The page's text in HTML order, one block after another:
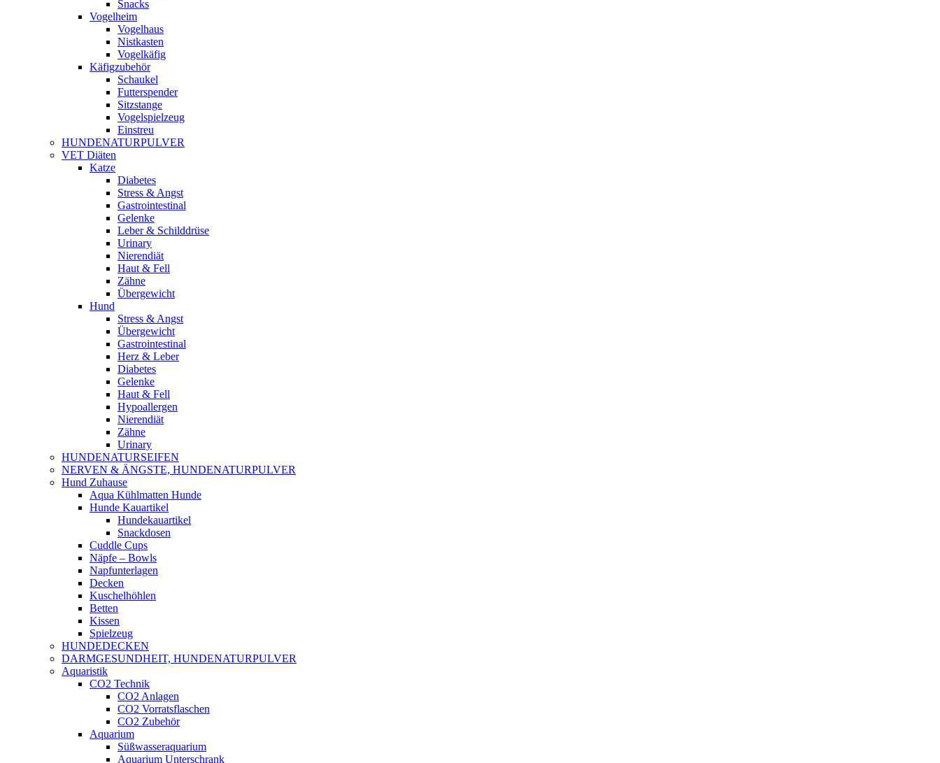
Snacks
Vogelheim
Vogelhaus
Nistkasten
Vogelkäfig
Käfigzubehör
Schaukel
Futterspender
Sitzstange
Vogelspielzeug
Einstreu
HUNDENATURPULVER
VET Diäten
Katze
Diabetes
Stress & Angst
Gastrointestinal
Gelenke
Leber & Schilddrüse
Urinary
Nierendiät
Haut & Fell
Zähne
Übergewicht
Hund
Stress & Angst
Übergewicht
Gastrointestinal
Herz & Leber
Diabetes
Gelenke
Haut & Fell
Hypoallergen
Nierendiät
Zähne
Urinary
HUNDENATURSEIFEN
NERVEN & ÄNGSTE, HUNDENATURPULVER
Hund Zuhause
Aqua Kühlmatten Hunde
Hunde Kauartikel
Hundekauartikel
Snackdosen
Cuddle Cups
Näpfe – Bowls
Napfunterlagen
Decken
Kuschelhöhlen
Betten
Kissen
Spielzeug
HUNDEDECKEN
DARMGESUNDHEIT, HUNDENATURPULVER
Aquaristik
CO2 Technik
CO2 Anlagen
CO2 Vorratsflaschen
CO2 Zubehör
Aquarium
Süßwasseraquarium
Aquarium Unterschrank